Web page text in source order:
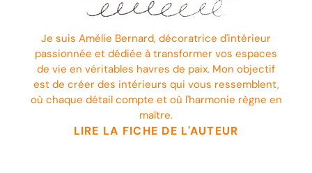
Je suis Amélie Bernard, décoratrice d'intérieur
passionnée et dédiée à transformer vos espaces
de vie en véritables havres de paix. Mon objectif
est de créer des intérieurs qui vous ressemblent,
où chaque détail compte et où l'harmonie règne en
maître.
LIRE LA FICHE DE L'AUTEUR